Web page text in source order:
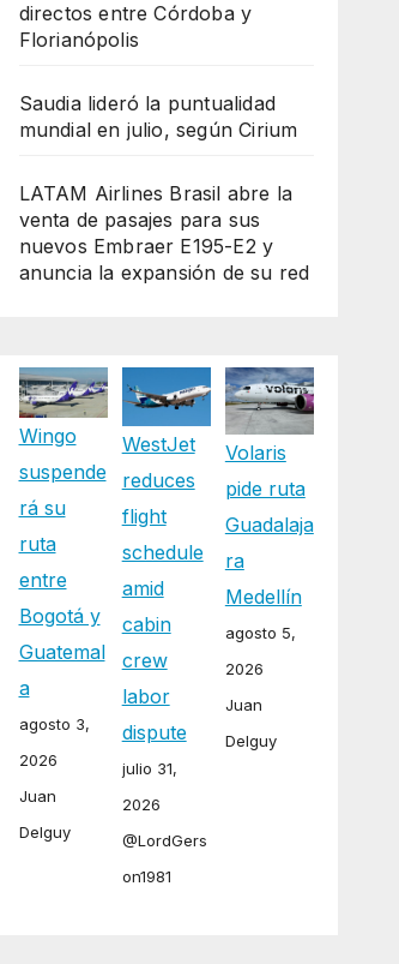
directos entre Córdoba y
Florianópolis
Saudia lideró la puntualidad
mundial en julio, según Cirium
LATAM Airlines Brasil abre la
venta de pasajes para sus
nuevos Embraer E195-E2 y
anuncia la expansión de su red
Wingo
suspende
rá su
ruta
entre
Bogotá y
Guatemal
a
agosto 3,
2026
Juan
Delguy
WestJet
reduces
flight
schedule
amid
cabin
crew
labor
dispute
julio 31,
2026
@LordGers
on1981
Volaris
pide ruta
Guadalaja
ra
Medellín
agosto 5,
2026
Juan
Delguy